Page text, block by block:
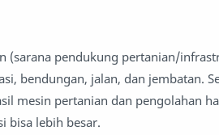
(sarana pendukung pertanian/
bendungan, jalan, dan jembatan.
mesin pertanian dan pengolahan
bisa lebih besar.